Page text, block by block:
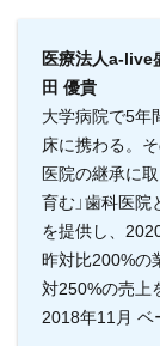
医療法人a-live
田 優貴
大学病院で5年
床に携わる。
医院の継承に
育む」歯科医
を提供し、
昨対比200%の
対250%の売上
2018年11月 ベ